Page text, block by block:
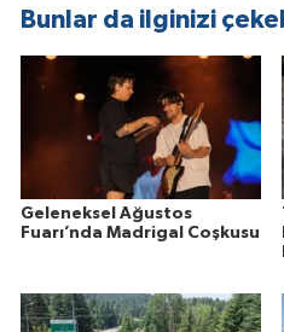
Bunlar da ilginizi
Geleneksel Ağustos
Fuarı’nda Madrigal Coşkusu